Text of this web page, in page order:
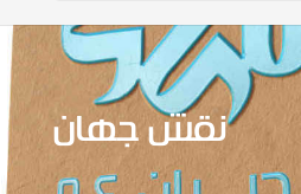
نقش جهان